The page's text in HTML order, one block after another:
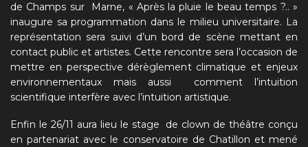
de Champs sur Marne, « Après la pluie le beau temps ?.. »
inaugure sa programmation dans le milieu universitaire. La
représentation sera suivi d’un bord de scène mettant en
contact public et artistes. Cette rencontre sera l’occasion de
mettre en perspective dérèglement climatique et enjeux
environnementaux mais aussi comment l’intuition
scientifique interfère avec l’intuition artistique.
Enfin le 26/11 aura lieu le stage de clown de théâtre conçu
en partenariat avec le conservatoire de Chatillon et mené